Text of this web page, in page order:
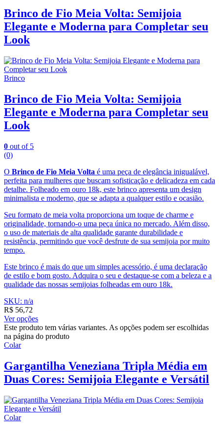
Brinco de Fio Meia Volta: Semijoia
Elegante e Moderna para Completar seu
Look
Brinco
Brinco de Fio Meia Volta: Semijoia
Elegante e Moderna para Completar seu
Look
0 out of 5
(0)
O Brinco de Fio Meia Volta é uma peça de elegância inigualável,
perfeita para mulheres que buscam sofisticação e delicadeza em cada
detalhe. Folheado em ouro 18k, este brinco apresenta um design
minimalista e moderno, que se adapta a qualquer estilo e ocasião.
Seu formato de meia volta proporciona um toque de charme e
originalidade, tornando-o uma peça única no mercado. Além disso,
o uso de materiais de alta qualidade garante durabilidade e
resistência, permitindo que você desfrute de sua semijoia por muito
tempo.
Este brinco é mais do que um simples acessório, é uma declaração
de estilo e bom gosto. Adquira o seu e destaque-se com a beleza e a
qualidade das nossas semijoias folheadas em ouro 18k.
SKU: n/a
R$ 56,72
Ver opções
Este produto tem várias variantes. As opções podem ser escolhidas
na página do produto
Colar
Gargantilha Veneziana Tripla Média em
Duas Cores: Semijoia Elegante e Versátil
Colar